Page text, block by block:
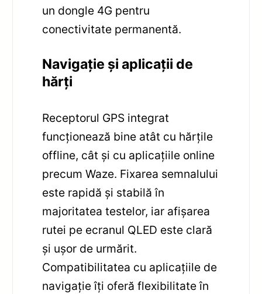
un dongle 4G pentru
conectivitate permanentă.
Navigație și aplicații de
hărți
Receptorul GPS integrat
funcționează bine atât cu hărțile
offline, cât și cu aplicațiile online
precum Waze. Fixarea semnalului
este rapidă și stabilă în
majoritatea testelor, iar afișarea
rutei pe ecranul QLED este clară
și ușor de urmărit.
Compatibilitatea cu aplicațiile de
navigație îți oferă flexibilitate în